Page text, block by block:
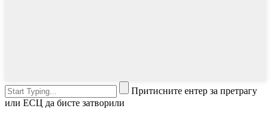
Притисните ентер за претрагу
или ЕСЦ да бисте затворили